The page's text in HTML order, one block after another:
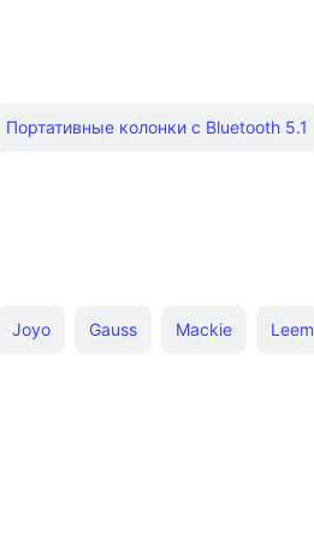
Портативные колонки с Bluetooth 5.1
Joyo Gauss Mackie Leem